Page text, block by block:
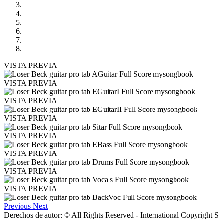
VISTA PREVIA
VISTA PREVIA
VISTA PREVIA
VISTA PREVIA
VISTA PREVIA
VISTA PREVIA
VISTA PREVIA
VISTA PREVIA
Previous Next
Derechos de autor: © All Rights Reserved - International Copyright